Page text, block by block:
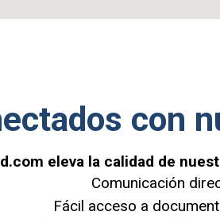
con
eleva la calidad de
Comunicación
Fácil acceso a